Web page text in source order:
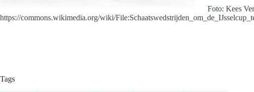
Foto: Kees
https://commons.wikimedia.org/wiki/
Tags